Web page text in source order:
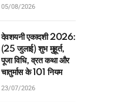
05/08/2026
देवशयनी एकादशी 2026:
(25 जुलाई) शुभ मुहूर्त,
पूजा विधि, व्रत कथा और
चातुर्मास के 101 नियम
23/07/2026